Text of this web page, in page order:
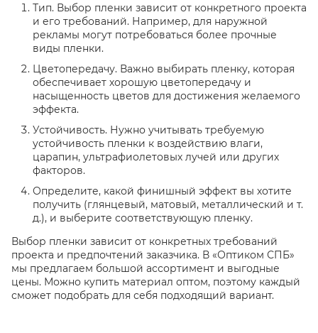
Тип. Выбор пленки зависит от конкретного проекта
и его требований. Например, для наружной
рекламы могут потребоваться более прочные
виды пленки.
Цветопередачу. Важно выбирать пленку, которая
обеспечивает хорошую цветопередачу и
насыщенность цветов для достижения желаемого
эффекта.
Устойчивость. Нужно учитывать требуемую
устойчивость пленки к воздействию влаги,
царапин, ультрафиолетовых лучей или других
факторов.
Определите, какой финишный эффект вы хотите
получить (глянцевый, матовый, металлический и т.
д.), и выберите соответствующую пленку.
Выбор пленки зависит от конкретных требований
проекта и предпочтений заказчика. В «Оптиком СПБ»
мы предлагаем большой ассортимент и выгодные
цены. Можно купить материал оптом, поэтому каждый
сможет подобрать для себя подходящий вариант.